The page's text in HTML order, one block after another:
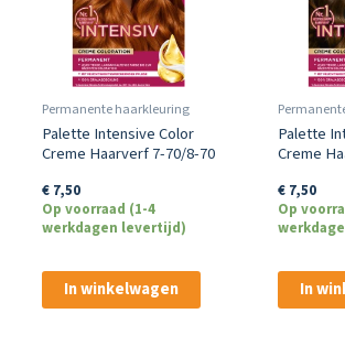
Permanente haarkleuring
Palette Intensive Color
Creme Haarverf 7-70/8-70
€7,50
Op voorraad (1-4
werkdagen levertijd)
In winkelwagen
Palette
Creme
€7,50
Op
In